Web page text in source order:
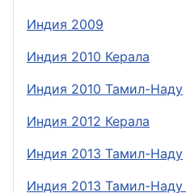
Индия 2009
Индия 2010 Керала
Индия 2010 Тамил-Наду
Индия 2012 Керала
Индия 2013 Тамил-Наду
Индия 2013 Тамил-Наду